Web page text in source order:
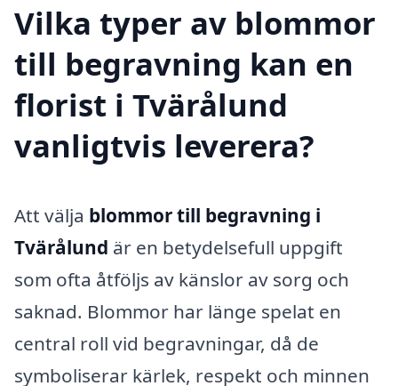
Vilka typer av blommor
till begravning kan en
florist i Tvärålund
vanligtvis leverera?
Att välja blommor till begravning i
Tvärålund är en betydelsefull uppgift
som ofta åtföljs av känslor av sorg och
saknad. Blommor har länge spelat en
central roll vid begravningar, då de
symboliserar kärlek, respekt och minnen